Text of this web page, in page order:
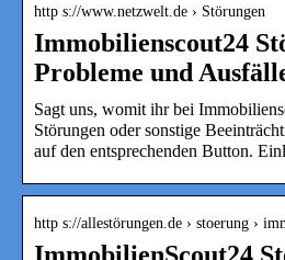
http s://www.netzwelt.de › Störungen
Immobilienscout24
Probleme und
Sagt uns, womit ihr bei
Störungen oder sonstige
auf den entsprechenden Button.
http s://allestörungen.de › stoerung ›